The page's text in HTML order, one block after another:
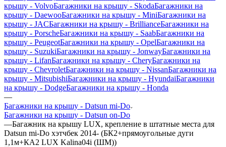
крышу - VolvoБагажники на крышу - SkodaБагажники на
крышу - DaewooБагажники на крышу - MiniБагажники на
крышу - JACБагажники на крышу - BrillianceБагажники на
крышу - PorscheБагажники на крышу - SaabБагажники на
крышу - PeugeotБагажники на крышу - OpelБагажники на
крышу - SuzukiБагажники на крышу - JonwayБагажники на
крышу - LifanБагажники на крышу - CheryБагажники на
крышу - ChevroletБагажники на крышу - NissanБагажники на
крышу - MitsubishiБагажники на крышу - HyundaiБагажники
на крышу - DodgeБагажники на крышу - Honda
—
Багажники на крышу - Datsun mi-Do
Багажники на крышу - Datsun on-Do
—Багажник на крышу LUX, крепление в штатные места для
Datsun mi-Do хэтчбек 2014- (БК2+прямоугольные дуги
1,1м+КА2 LUX Kalina04i (ШМ))